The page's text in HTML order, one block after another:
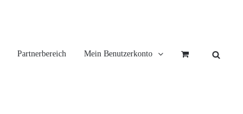
Partnerbereich Mein Benutzerkonto